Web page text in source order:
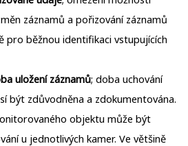
záznamů a pořizování záznamů
pro běžnou identifikaci vstupujících
uložení záznamů; doba uchování
být zdůvodněna a zdokumentována.
objektu může být
u jednotlivých kamer. Ve většině